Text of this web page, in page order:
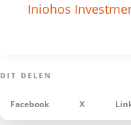
Iniohos
Facebook X